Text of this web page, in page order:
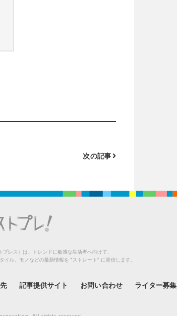
次の記事
プレス）は、トレンドに敏感な生活者へ向けて、
イル、モノなどの最新情報を “ストレート” に発信します。
記事提供サイト お問い合わせ ライター募集